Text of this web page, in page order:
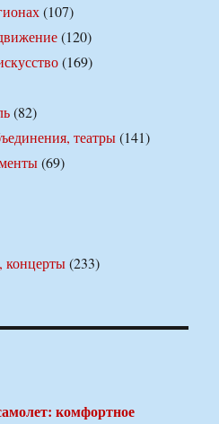
(107)
(120)
(169)
(82)
театры(141)
(69)
концерты(233)
комфортное